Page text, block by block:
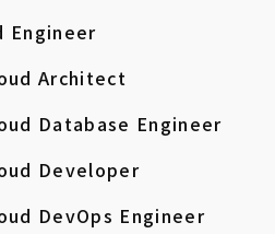
Engineer
Architect
Database Engineer
Developer
DevOps Engineer